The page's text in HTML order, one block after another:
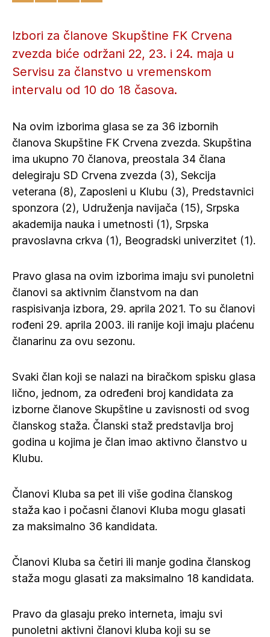
Izbori za članove Skupštine FK Crvena
zvezda biće održani 22, 23. i 24. maja u
Servisu za članstvo u vremenskom
intervalu od 10 do 18 časova.
Na ovim izborima glasa se za 36 izbornih
članova Skupštine FK Crvena zvezda. Skupština
ima ukupno 70 članova, preostala 34 člana
delegiraju SD Crvena zvezda (3), Sekcija
veterana (8), Zaposleni u Klubu (3), Predstavnici
sponzora (2), Udruženja navijača (15), Srpska
akademija nauka i umetnosti (1), Srpska
pravoslavna crkva (1), Beogradski univerzitet (1).
Pravo glasa na ovim izborima imaju svi punoletni
članovi sa aktivnim članstvom na dan
raspisivanja izbora, 29. aprila 2021. To su članovi
rođeni 29. aprila 2003. ili ranije koji imaju plaćenu
članarinu za ovu sezonu.
Svaki član koji se nalazi na biračkom spisku glasa
lično, jednom, za određeni broj kandidata za
izborne članove Skupštine u zavisnosti od svog
članskog staža. Članski staž predstavlja broj
godina u kojima je član imao aktivno članstvo u
Klubu.
Članovi Kluba sa pet ili više godina članskog
staža kao i počasni članovi Kluba mogu glasati
za maksimalno 36 kandidata.
Članovi Kluba sa četiri ili manje godina članskog
staža mogu glasati za maksimalno 18 kandidata.
Pravo da glasaju preko interneta, imaju svi
punoletni aktivni članovi kluba koji su se